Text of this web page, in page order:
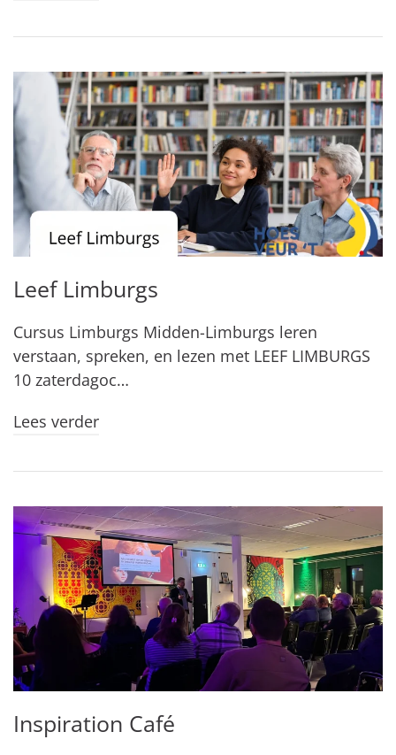
Leef Limburgs
Cursus Limburgs Midden-Limburgs leren
verstaan, spreken, en lezen met LEEF LIMBURGS
10 zaterdagoc…
Lees verder
Inspiration Café